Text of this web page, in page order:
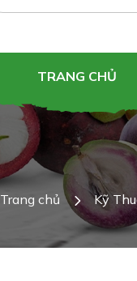
TRANG CHỦ
Trang chủ Kỹ